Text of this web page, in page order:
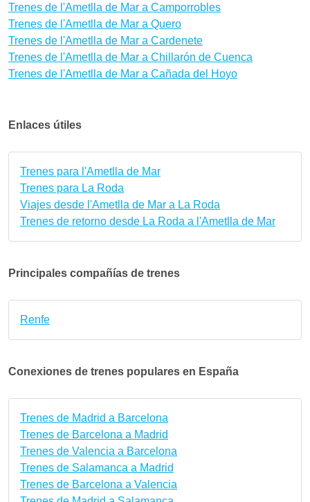
Trenes de l'Ametlla de Mar a Camporrobles
Trenes de l'Ametlla de Mar a Quero
Trenes de l'Ametlla de Mar a Cardenete
Trenes de l'Ametlla de Mar a Chillarón de Cuenca
Trenes de l'Ametlla de Mar a Cañada del Hoyo
Enlaces útiles
Trenes para l'Ametlla de Mar
Trenes para La Roda
Viajes desde l'Ametlla de Mar a La Roda
Trenes de retorno desde La Roda a l'Ametlla de Mar
Principales compañías de trenes
Renfe
Conexiones de trenes populares en España
Trenes de Madrid a Barcelona
Trenes de Barcelona a Madrid
Trenes de Valencia a Barcelona
Trenes de Salamanca a Madrid
Trenes de Barcelona a Valencia